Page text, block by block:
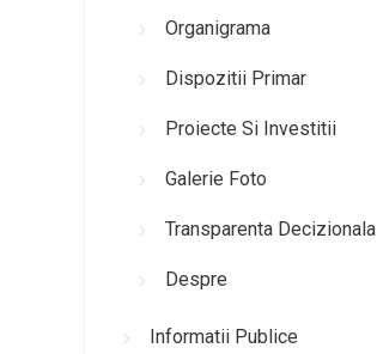
Organigrama
Dispozitii Primar
Proiecte Si Investitii
Galerie Foto
Transparenta Decizionala
Despre
Informatii Publice